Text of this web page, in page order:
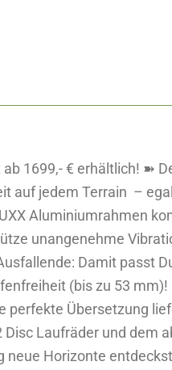
1699,- € erhältlich! ➽
auf jedem Terrain ️ –
Aluminiumrahmen
unangenehme
Damit passt
(bis zu 53
perfekte Übersetzung
Laufräder und dem
neue Horizonte